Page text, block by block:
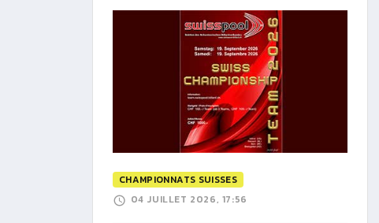
CHAMPIONNATS SUISSES
04 JUILLET 2026, 17:56